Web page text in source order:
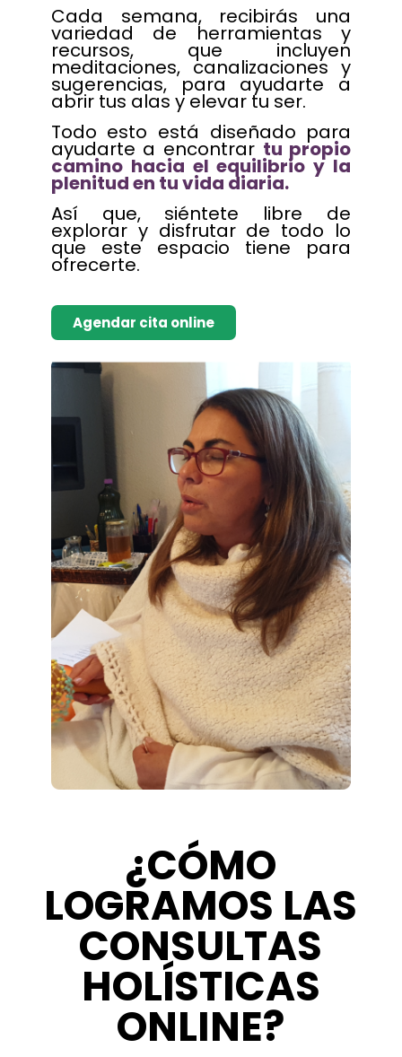
Cada semana, recibirás una
variedad de herramientas y
recursos, que incluyen
meditaciones, canalizaciones y
sugerencias, para ayudarte a
abrir tus alas y elevar tu ser.
Todo esto está diseñado para
ayudarte a encontrar tu propio
camino hacia el equilibrio y la
plenitud en tu vida diaria.
Así que, siéntete libre de
explorar y disfrutar de todo lo
que este espacio tiene para
ofrecerte.
Agendar cita online
¿CÓMO
LOGRAMOS LAS
CONSULTAS
HOLÍSTICAS
ONLINE?